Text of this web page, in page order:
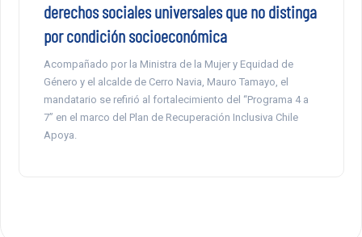
derechos sociales universales que no distinga
por condición socioeconómica
Acompañado por la Ministra de la Mujer y Equidad de
Género y el alcalde de Cerro Navia, Mauro Tamayo, el
mandatario se refirió al fortalecimiento del “Programa 4 a
7” en el marco del Plan de Recuperación Inclusiva Chile
Apoya.